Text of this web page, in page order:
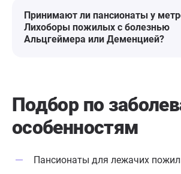
Принимают ли пансионаты у
Лихоборы пожилых с болезнью
Альцгеймера или Деменцией?
Подбор по
особенностям
Пансионаты для лежачих